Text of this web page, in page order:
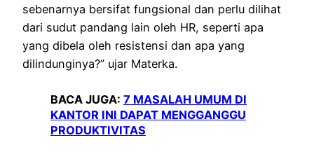
sebenarnya bersifat fungsional dan perlu dilihat
dari sudut pandang lain oleh HR, seperti apa
yang dibela oleh resistensi dan apa yang
dilindunginya?” ujar Materka.
BACA JUGA: 7 MASALAH UMUM DI
KANTOR INI DAPAT MENGGANGGU
PRODUKTIVITAS